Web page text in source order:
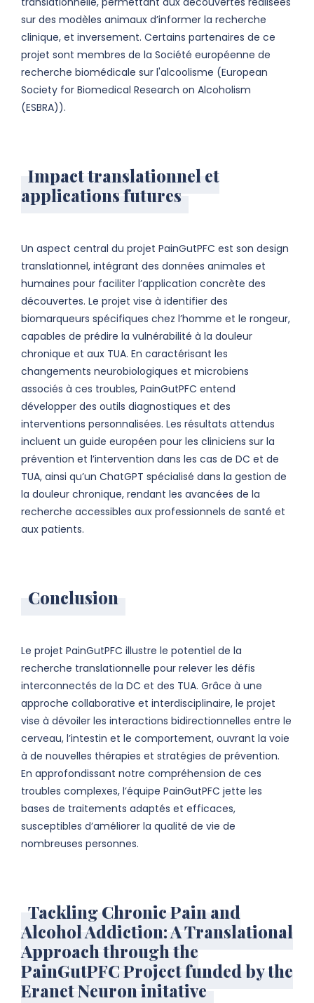
sur des modèles animaux d’informer la recherche
clinique, et inversement. Certains partenaires de ce
projet sont membres de la Société européenne de
recherche biomédicale sur l'alcoolisme (European
Society for Biomedical Research on Alcoholism
(ESBRA)).
Impact translationnel et
applications futures
Un aspect central du projet PainGutPFC est son design
translationnel, intégrant des données animales et
humaines pour faciliter l’application concrète des
découvertes. Le projet vise à identifier des
biomarqueurs spécifiques chez l’homme et le rongeur,
capables de prédire la vulnérabilité à la douleur
chronique et aux TUA. En caractérisant les
changements neurobiologiques et microbiens
associés à ces troubles, PainGutPFC entend
développer des outils diagnostiques et des
interventions personnalisées. Les résultats attendus
incluent un guide européen pour les cliniciens sur la
prévention et l’intervention dans les cas de DC et de
TUA, ainsi qu’un ChatGPT spécialisé dans la gestion de
la douleur chronique, rendant les avancées de la
recherche accessibles aux professionnels de santé et
aux patients.
Conclusion
Le projet PainGutPFC illustre le potentiel de la
recherche translationnelle pour relever les défis
interconnectés de la DC et des TUA. Grâce à une
approche collaborative et interdisciplinaire, le projet
vise à dévoiler les interactions bidirectionnelles entre le
cerveau, l’intestin et le comportement, ouvrant la voie
à de nouvelles thérapies et stratégies de prévention.
En approfondissant notre compréhension de ces
troubles complexes, l’équipe PainGutPFC jette les
bases de traitements adaptés et efficaces,
susceptibles d’améliorer la qualité de vie de
nombreuses personnes.
Tackling Chronic Pain and
Alcohol Addiction: A Translational
Approach through the
PainGutPFC Project funded by the
Eranet Neuron initative